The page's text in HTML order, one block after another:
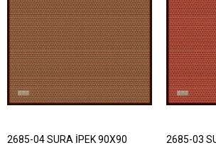
2685-04 SURA İPEK 90X90 2685-03